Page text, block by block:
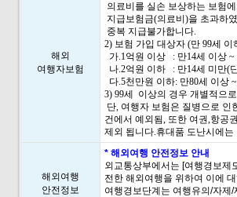
해외
여행자보험
의료비를 실손 보상하는 보험
지급보험금(의료비)을 초과하
중복 지급불가합니다.
2) 보험 가입 대상자 (만 99세
가.1억원 이상 : 만14세 이상 ~
나.2억원 이하 : 만14세 미만(
다.5천만원 이하: 만80세 이상
3) 99세 이상의 경우 개별적으
단, 여행자 보험은 질병으로 인
건에서 예외됨, 또한 여권,항공
제외 됩니다.휴대품 도난시에
해외여행
안전정보
* 해외여행 안전정보 안내
외교통상부에서는 [여행경보제
전한 해외여행을 위하여 이에
여행경보단계는 여행유의/자제